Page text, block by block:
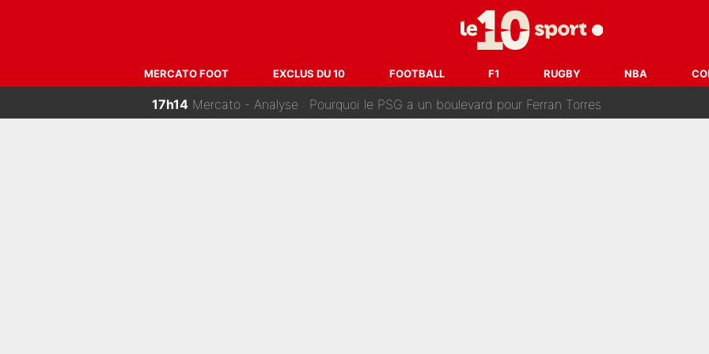
MERCATO FOOT EXCLUS DU 10 FOOTBALL F1 RUGBY NBA
Malo Gusto, pistes secrètes, Barcola vers un transfert : Le PSG prépare encore des
18h15«LeBron James, as-tu déjà eu envie d’être une femme ?» : Un dérapage de Donald Trump sur
18h00«C'est une option qui est très intéressante» : La nouvelle opération évoquée au PSG